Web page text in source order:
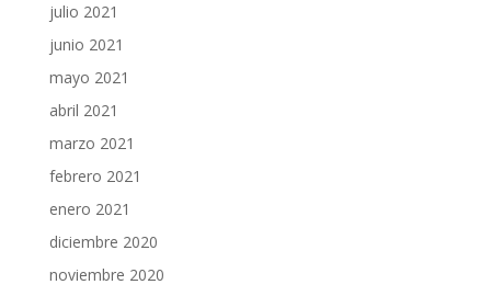
julio 2021
junio 2021
mayo 2021
abril 2021
marzo 2021
febrero 2021
enero 2021
diciembre 2020
noviembre 2020